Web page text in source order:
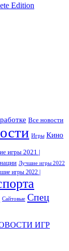
Edition
Все новости
Игры Кино
игры 2021 |
Лучшие игры 2022
игры 2022 |
Сайтовые Спец
НОВОСТИ ИГР